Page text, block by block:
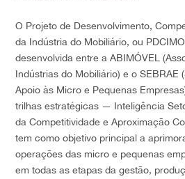
O Projeto de Desenvolvimento,
da Indústria do Mobiliário, ou
desenvolvida entre a ABIMÓVEL
Indústrias do Mobiliário) e o SEBRAE
Apoio às Micro e Pequenas
trilhas estratégicas — Inteligência
da Competitividade e Aproximação
tem como objetivo principal a
operações das micro e pequenas
em todas as etapas da gestão,